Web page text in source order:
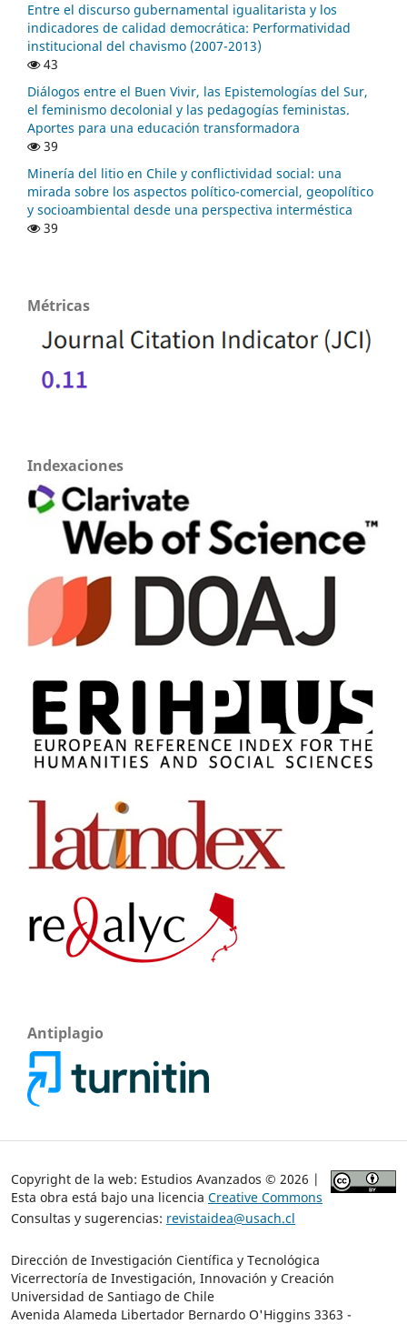
Entre el discurso gubernamental igualitarista y los
indicadores de calidad democrática: Performatividad
institucional del chavismo (2007-2013)
43
Diálogos entre el Buen Vivir, las Epistemologías del Sur,
el feminismo decolonial y las pedagogías feministas.
Aportes para una educación transformadora
39
Minería del litio en Chile y conflictividad social: una
mirada sobre los aspectos político-comercial, geopolítico
y socioambiental desde una perspectiva interméstica
39
Métricas
Indexaciones
Antiplagio
Copyright de la web: Estudios Avanzados © 2026 |
Esta obra está bajo una licencia Creative Commons
Consultas y sugerencias: revistaidea@usach.cl
Dirección de Investigación Científica y Tecnológica
Vicerrectoría de Investigación, Innovación y Creación
Universidad de Santiago de Chile
Avenida Alameda Libertador Bernardo O'Higgins 3363 -